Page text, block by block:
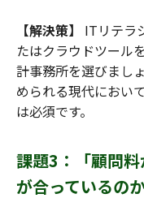
【解決策】
ITリテラ
たはクラウドツール
計事務所を選びまし
められる現代におい
は必須です。
課題3：「顧問
が合っているの